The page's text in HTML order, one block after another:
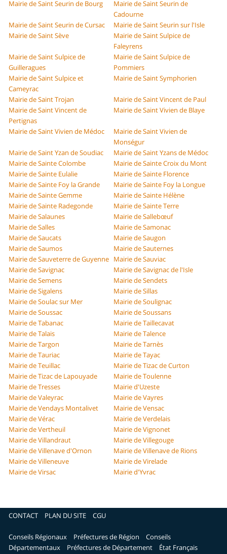
Mairie de Saint Seurin de Bourg
Mairie de Saint Seurin de
Cadourne
Mairie de Saint Seurin de Cursac
Mairie de Saint Seurin sur l'Isle
Mairie de Saint Sève
Mairie de Saint Sulpice de
Faleyrens
Mairie de Saint Sulpice de
Guilleragues
Mairie de Saint Sulpice de
Pommiers
Mairie de Saint Sulpice et
Cameyrac
Mairie de Saint Symphorien
Mairie de Saint Trojan
Mairie de Saint Vincent de Paul
Mairie de Saint Vincent de
Pertignas
Mairie de Saint Vivien de Blaye
Mairie de Saint Vivien de Médoc
Mairie de Saint Vivien de
Monségur
Mairie de Saint Yzan de Soudiac
Mairie de Saint Yzans de Médoc
Mairie de Sainte Colombe
Mairie de Sainte Croix du Mont
Mairie de Sainte Eulalie
Mairie de Sainte Florence
Mairie de Sainte Foy la Grande
Mairie de Sainte Foy la Longue
Mairie de Sainte Gemme
Mairie de Sainte Hélène
Mairie de Sainte Radegonde
Mairie de Sainte Terre
Mairie de Salaunes
Mairie de Sallebœuf
Mairie de Salles
Mairie de Samonac
Mairie de Saucats
Mairie de Saugon
Mairie de Saumos
Mairie de Sauternes
Mairie de Sauveterre de Guyenne Mairie de Sauviac
Mairie de Savignac
Mairie de Savignac de l'Isle
Mairie de Semens
Mairie de Sendets
Mairie de Sigalens
Mairie de Sillas
Mairie de Soulac sur Mer
Mairie de Soulignac
Mairie de Soussac
Mairie de Soussans
Mairie de Tabanac
Mairie de Taillecavat
Mairie de Talais
Mairie de Talence
Mairie de Targon
Mairie de Tarnès
Mairie de Tauriac
Mairie de Tayac
Mairie de Teuillac
Mairie de Tizac de Curton
Mairie de Tizac de Lapouyade
Mairie de Toulenne
Mairie de Tresses
Mairie d'Uzeste
Mairie de Valeyrac
Mairie de Vayres
Mairie de Vendays Montalivet
Mairie de Vensac
Mairie de Vérac
Mairie de Verdelais
Mairie de Vertheuil
Mairie de Vignonet
Mairie de Villandraut
Mairie de Villegouge
Mairie de Villenave d'Ornon
Mairie de Villenave de Rions
Mairie de Villeneuve
Mairie de Virelade
Mairie de Virsac
Mairie d'Yvrac
CONTACT PLAN DU SITE CGU
Conseils Régionaux Préfectures de Région
Conseils
Départementaux
Préfectures de Département
État Français